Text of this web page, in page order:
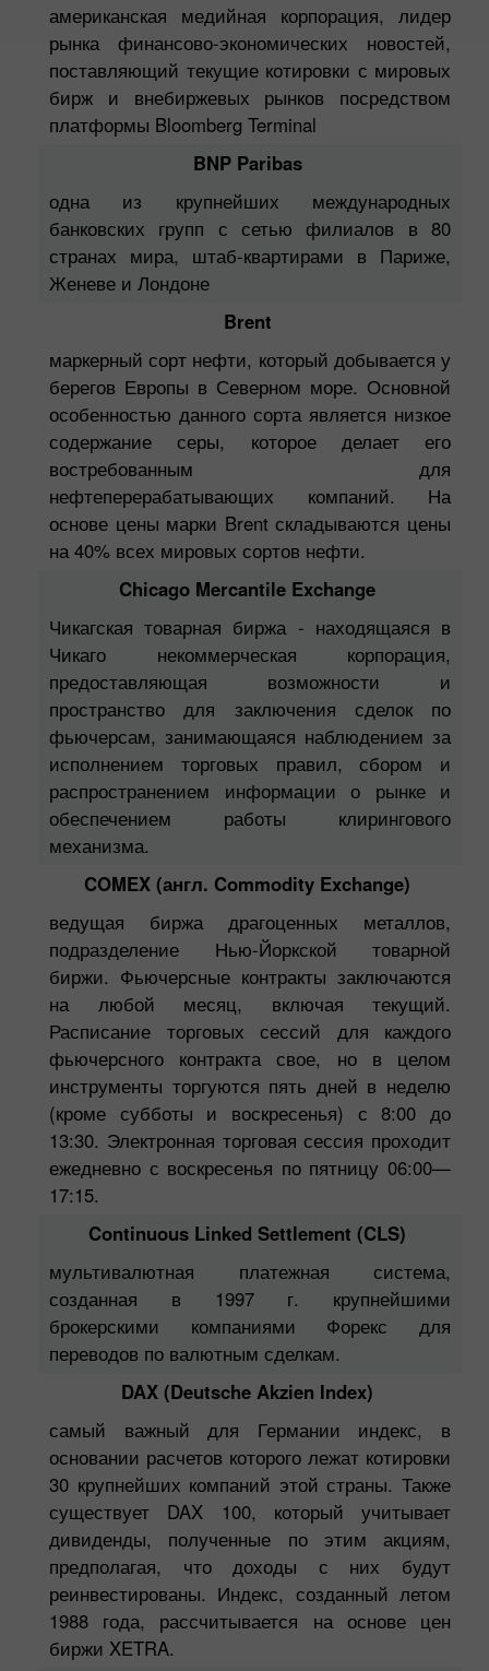
американская медийная корпорация, лидер
рынка финансово-экономических новостей,
поставляющий текущие котировки с мировых
бирж и внебиржевых рынков посредством
платформы Bloomberg Terminal
BNP Paribas
одна из крупнейших международных
банковских групп с сетью филиалов в 80
странах мира, штаб-квартирами в Париже,
Женеве и Лондоне
Brent
маркерный сорт нефти, который добывается у
берегов Европы в Северном море. Основной
особенностью данного сорта является низкое
содержание серы, которое делает его
востребованным для
нефтеперерабатывающих компаний. На
основе цены марки Brent складываются цены
на 40% всех мировых сортов нефти.
Chicago Mercantile Exchange
Чикагская товарная биржа - находящаяся в
Чикаго некоммерческая корпорация,
предоставляющая возможности и
пространство для заключения сделок по
фьючерсам, занимающаяся наблюдением за
исполнением торговых правил, сбором и
распространением информации о рынке и
обеспечением работы клирингового
механизма.
COMEX (англ. Commodity Exchange)
ведущая биржа драгоценных металлов,
подразделение Нью-Йоркской товарной
биржи. Фьючерсные контракты заключаются
на любой месяц, включая текущий.
Расписание торговых сессий для каждого
фьючерсного контракта свое, но в целом
инструменты торгуются пять дней в неделю
(кроме субботы и воскресенья) с 8:00 до
13:30. Электронная торговая сессия проходит
ежедневно с воскресенья по пятницу 06:00—
17:15.
Continuous Linked Settlement (CLS)
мультивалютная платежная система,
созданная в 1997 г. крупнейшими
брокерскими компаниями Форекс для
переводов по валютным сделкам.
DAX (Deutsche Akzien Index)
самый важный для Германии индекс, в
основании расчетов которого лежат котировки
30 крупнейших компаний этой страны. Также
существует DAX 100, который учитывает
дивиденды, полученные по этим акциям,
предполагая, что доходы с них будут
реинвестированы. Индекс, созданный летом
1988 года, рассчитывается на основе цен
биржи XETRA.